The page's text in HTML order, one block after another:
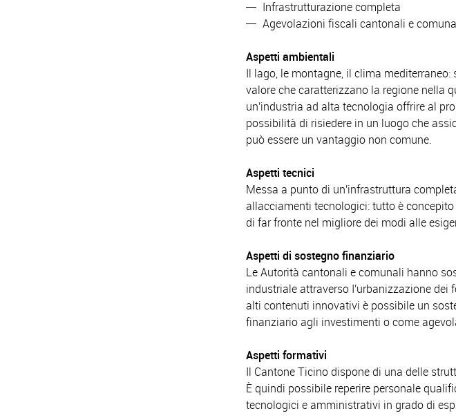
Infrastrutturazione completa
Agevolazioni fiscali cantonali e
Aspetti ambientali
Il lago, le montagne, il clima
valore che caratterizzano la regione nella
un'industria ad alta tecnologia offrire al
possibilità di risiedere in un luogo che
può essere un vantaggio non comune.
Aspetti tecnici
Messa a punto di un'infrastruttura
allacciamenti tecnologici: tutto è
di far fronte nel migliore dei modi alle
Aspetti di sostegno finanziario
Le Autorità cantonali e comunali hanno
industriale attraverso I'urbanizzazione dei
alti contenuti innovativi è possibile un
finanziario agli investimenti o come
Aspetti formativi
Il Cantone Ticino dispone di una delle
È quindi possibile reperire personale
tecnologici e amministrativi in grado di